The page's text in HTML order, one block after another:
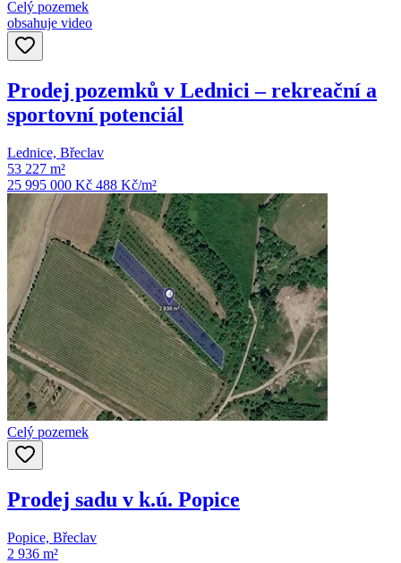
Celý pozemek
obsahuje video
Prodej pozemků v Lednici – rekreační a
sportovní potenciál
Lednice, Břeclav
53 227 m²
25 995 000 Kč 488 Kč/m²
Celý pozemek
Prodej sadu v k.ú. Popice
Popice, Břeclav
2 936 m²